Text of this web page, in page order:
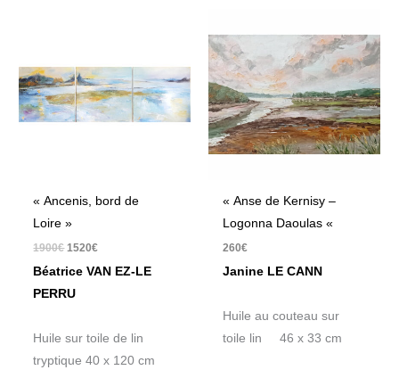
« Ancenis, bord de
Loire »
1900€
1900€.
1520€
1520€.
Béatrice VAN EZ-LE
PERRU
Huile sur toile de lin
tryptique 40 x 120 cm
« Anse de Kernisy –
Logonna Daoulas «
260€
Janine LE CANN
Huile au couteau sur
toile lin 46 x 33 cm